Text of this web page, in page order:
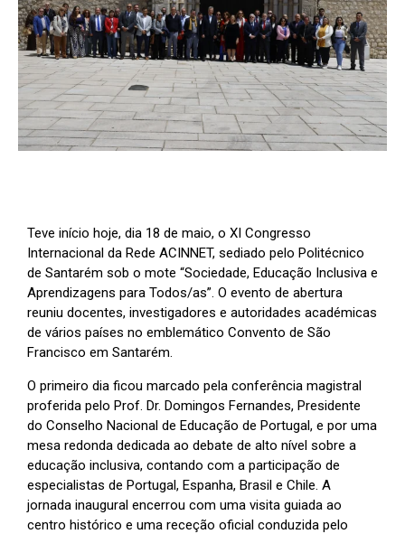
Teve início hoje, dia 18 de maio, o XI Congresso
Internacional da Rede ACINNET, sediado pelo Politécnico
de Santarém sob o mote “Sociedade, Educação Inclusiva e
Aprendizagens para Todos/as”. O evento de abertura
reuniu docentes, investigadores e autoridades académicas
de vários países no emblemático Convento de São
Francisco em Santarém.
O primeiro dia ficou marcado pela conferência magistral
proferida pelo Prof. Dr. Domingos Fernandes, Presidente
do Conselho Nacional de Educação de Portugal, e por uma
mesa redonda dedicada ao debate de alto nível sobre a
educação inclusiva, contando com a participação de
especialistas de Portugal, Espanha, Brasil e Chile. A
jornada inaugural encerrou com uma visita guiada ao
centro histórico e uma receção oficial conduzida pelo